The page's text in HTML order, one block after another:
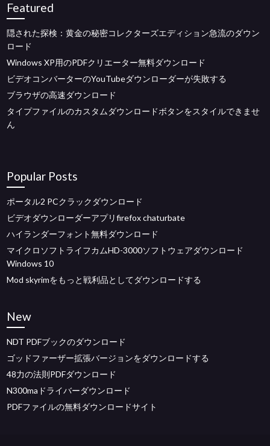
Featured
隠された探検：黄金の秘密コレクターズエディション急流のダウン
ロード
Windows XP用のPDFクリエーター無料ダウンロード
ビデオコンバーターのYouTubeダウンローダーが失敗する
ブラウザの高速ダウンロード
タイプファイルのカスタムダウンロードボタンをスタイルできませ
ん
Popular Posts
ポータル2 PCクラックダウンロード
ビデオダウンローダーアプリfirefox chaturbate
ハイランダーフォント無料ダウンロード
マイクロソフトライフカムHD-3000ソフトウェアダウンロード
Windows 10
Mod skyrimをもっと戦利品としてダウンロードする
New
NDT PDFブックのダウンロード
ゴッドファーザー拡張バージョンをダウンロードする
48力の法則PDFダウンロード
N300maドライバーダウンロード
PDFファイルの無料ダウンロードサイト